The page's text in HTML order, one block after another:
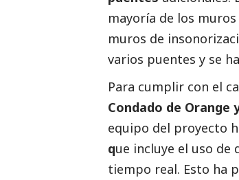
mayoría de los
muros de
varios puentes y se
Para cumplir con el
Condado de
equipo del proyecto
que incluye el uso de
tiempo real. Esto ha